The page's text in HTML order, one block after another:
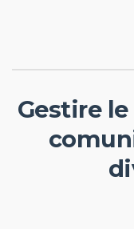
Gestire